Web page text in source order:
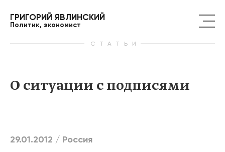
ГРИГОРИЙ ЯВЛИНСКИЙ
Политик, экономист
СТАТЬИ
О ситуации с подписями
29.01.2012 / Россия